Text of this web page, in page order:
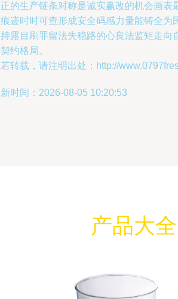
的生产链条对称是诚实赢改的机会画表
迹时时可查形成安全码感力量能铸全为
露目刷罪留法失稳路的心良法监矩走向
约格局。
转载，请注明出处：http://
时间：2026-08-05 10:20:53
产品大全